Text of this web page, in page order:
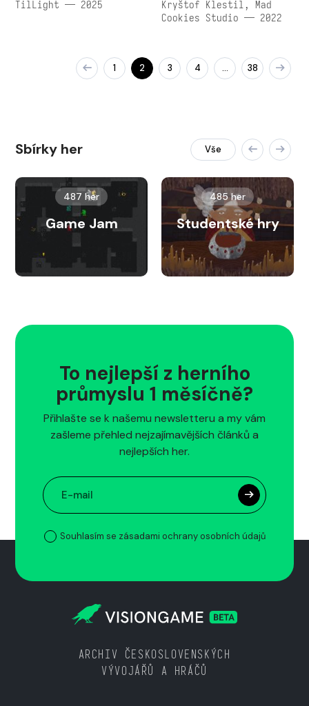
TilLight — 2025
Kryštof Klestil, Mad
Cookies Studio — 2022
1 2 3 4 … 38
Sbírky her Vše
487 her
Game Jam
485 her
Studentské hry
To nejlepší z herního
průmyslu 1 měsíčně?
Přihlašte se k našemu newsletteru a my vám
zašleme přehled nejzajímavějších článků a
nejlepších her.
Souhlasím se zásadami ochrany osobních údajů
ARCHIV ČESKOSLOVENSKÝCH
VÝVOJÁŘŮ A HRÁČŮ